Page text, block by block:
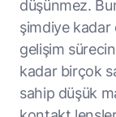
düşünmez.
şimdiye
gelişim
kadar birçok
sahip düşük